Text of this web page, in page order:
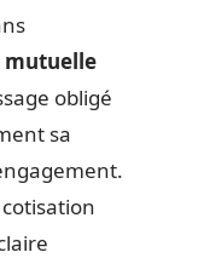
mutuelle
obligé
sa